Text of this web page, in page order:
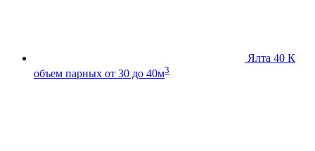
Ялта 40 К
объем парных от 30 до 40м3